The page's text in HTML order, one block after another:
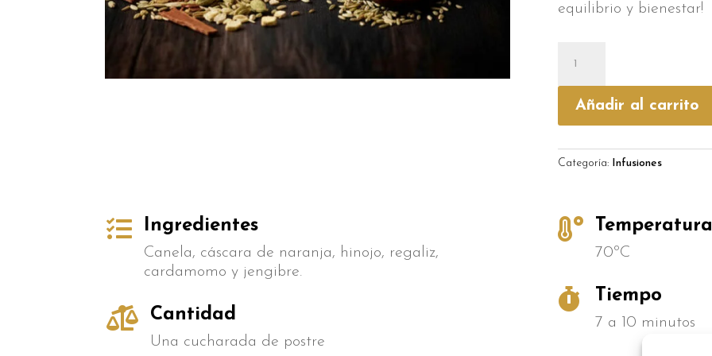
equilibrio y bienestar!
cantidad
Añadir al carrito
Categoría: Infusiones
 Ingredientes
Canela, cáscara de naranja, hinojo, regaliz,
cardamomo y jengibre.
 Cantidad
Una cucharada de postre
 Temperatura
70ºC
 Tiempo
7 a 10 minutos